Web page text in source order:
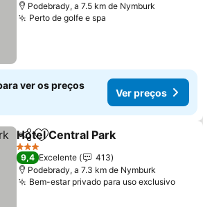
Podebrady, a 7.5 km de Nymburk
Perto de golfe e spa
ver os preços
Ver preços
PartilharAdicionar aos favoritos
Hotel Central Park
3 Estrelas
9,4 Excelente
413
Podebrady, a 7.3 km de Nymburk
Bem-estar privado para uso exclusivoVer